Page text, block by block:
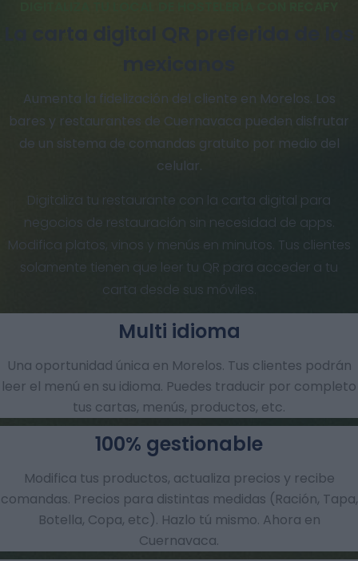
Aumenta la fidelización del cliente en Morelos. Los
bares y restaurantes de Cuernavaca pueden disfrutar
de un sistema de comandas gratuito por medio del
celular.
Digitaliza tu restaurante con la carta digital para
negocios de restauración sin necesidad de apps.
Modifica platos, vinos y menús en minutos. Tus clientes
solamente tienen que leer tu QR para acceder a tu
carta desde sus móviles.
Una oportunidad única en Morelos. Tus clientes podrán
leer el menú en su idioma. Puedes traducir por completo
tus cartas, menús, productos, etc.
Multi idioma
Modifica tus productos, actualiza precios y recibe
comandas.​ Precios para distintas medidas (Ración, Tapa,
Botella, Copa, etc). Hazlo tú mismo. Ahora en
Cuernavaca.
100% gestionable